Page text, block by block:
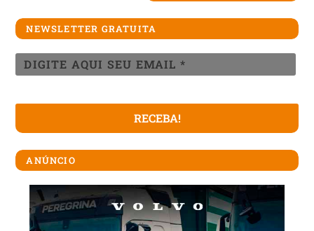
NEWSLETTER GRATUITA
ANÚNCIO